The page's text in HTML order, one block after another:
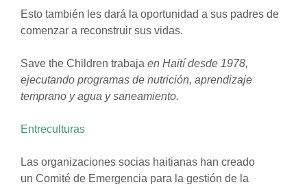
Esto también les dará la oportunidad a sus padres de
comenzar a reconstruir sus vidas.
Save the Children trabaja en Haití desde 1978,
ejecutando programas de nutrición, aprendizaje
temprano y agua y saneamiento.
Entreculturas
Las organizaciones socias haitianas han creado
un Comité de Emergencia para la gestión de la